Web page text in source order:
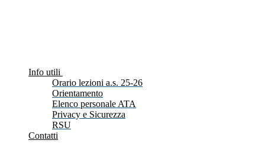
Info utili
Orario lezioni a.s. 25-26
Orientamento
Elenco personale ATA
Privacy e Sicurezza
RSU
Contatti